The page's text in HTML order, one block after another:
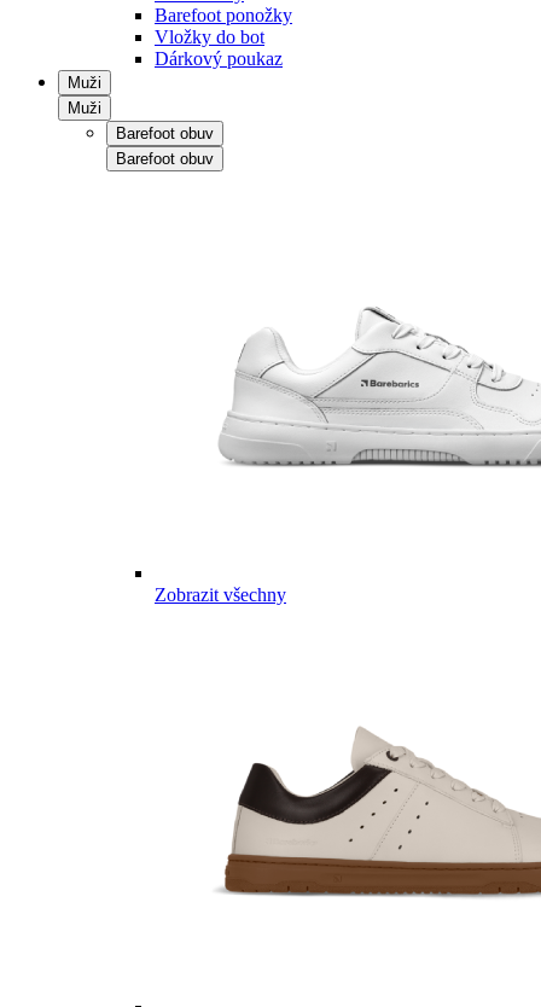
Barefoot ponožky
Vložky do bot
Dárkový poukaz
Muži
Muži
Barefoot obuv
Barefoot obuv
Zobrazit všechny